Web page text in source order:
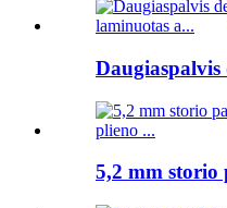
Daugiaspalvis
5,2 mm storio